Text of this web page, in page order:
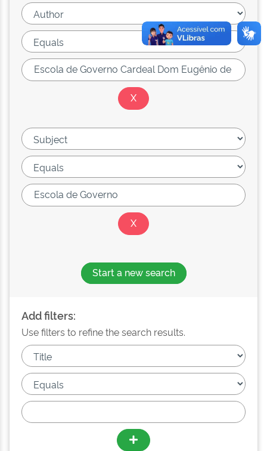
Start a new search
Add filters:
Use filters to refine the search results.